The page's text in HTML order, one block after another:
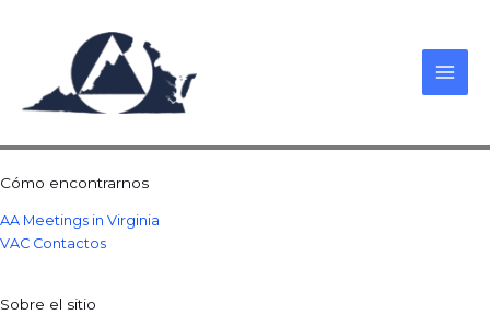
Cómo encontrarnos
AA Meetings in Virginia
VAC Contactos
Sobre el sitio